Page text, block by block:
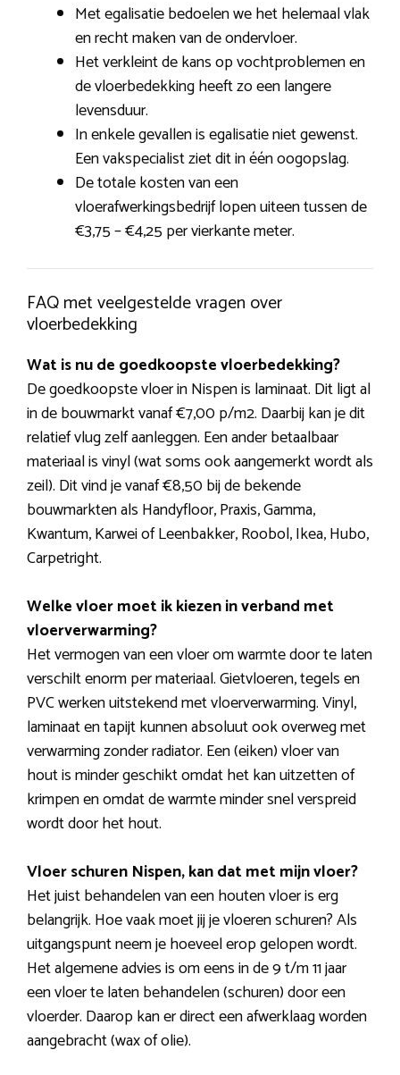
Met egalisatie bedoelen we het helemaal vlak
en recht maken van de ondervloer.
Het verkleint de kans op vochtproblemen en
de vloerbedekking heeft zo een langere
levensduur.
In enkele gevallen is egalisatie niet gewenst.
Een vakspecialist ziet dit in één oogopslag.
De totale kosten van een
vloerafwerkingsbedrijf lopen uiteen tussen de
€3,75 – €4,25 per vierkante meter.
FAQ met veelgestelde vragen over
vloerbedekking
Wat is nu de goedkoopste vloerbedekking?
De goedkoopste vloer in Nispen is laminaat. Dit ligt al
in de bouwmarkt vanaf €7,00 p/m2. Daarbij kan je dit
relatief vlug zelf aanleggen. Een ander betaalbaar
materiaal is vinyl (wat soms ook aangemerkt wordt als
zeil). Dit vind je vanaf €8,50 bij de bekende
bouwmarkten als Handyfloor, Praxis, Gamma,
Kwantum, Karwei of Leenbakker, Roobol, Ikea, Hubo,
Carpetright.
Welke vloer moet ik kiezen in verband met
vloerverwarming?
Het vermogen van een vloer om warmte door te laten
verschilt enorm per materiaal. Gietvloeren, tegels en
PVC werken uitstekend met vloerverwarming. Vinyl,
laminaat en tapijt kunnen absoluut ook overweg met
verwarming zonder radiator. Een (eiken) vloer van
hout is minder geschikt omdat het kan uitzetten of
krimpen en omdat de warmte minder snel verspreid
wordt door het hout.
Vloer schuren Nispen, kan dat met mijn vloer?
Het juist behandelen van een houten vloer is erg
belangrijk. Hoe vaak moet jij je vloeren schuren? Als
uitgangspunt neem je hoeveel erop gelopen wordt.
Het algemene advies is om eens in de 9 t/m 11 jaar
een vloer te laten behandelen (schuren) door een
vloerder. Daarop kan er direct een afwerklaag worden
aangebracht (wax of olie).